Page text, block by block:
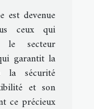
est devenue
ceux qui
le secteur
garantit la
la sécurité
et son
ce précieux